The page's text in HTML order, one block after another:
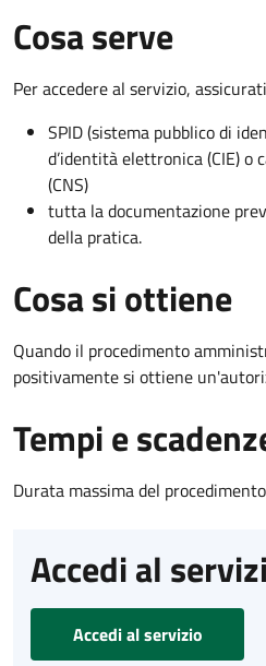
Cosa serve
Per accedere al servizio,
SPID (sistema pubblico di
d’identità elettronica (CIE) o
(CNS)
tutta la documentazione
della pratica.
Cosa si ottiene
Quando il procedimento
positivamente si ottiene
Tempi e
Durata massima del
Accedi al
Accedi al servizio